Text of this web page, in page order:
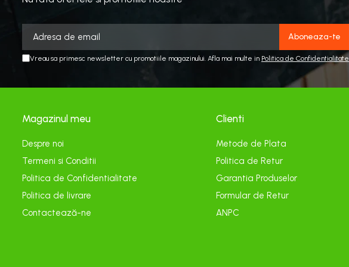
Curatare
Camping
Gratare
Panouri si Accesorii Solare
Constructii
Abrazive
Accesorii Constructii
Accesorii fixare si siguranta
Vreau sa primesc newsletter cu promotiile magazinului. Afla mai multe in Politica de Confidentialitate
Magazinul meu
Despre noi
Termeni si Conditii
Politica de Confidentialitate
Politica de livrare
Contactează-ne
Clienti
Metode de Plata
Politica de Retur
Garantia Produselor
Formular de Retur
ANPC